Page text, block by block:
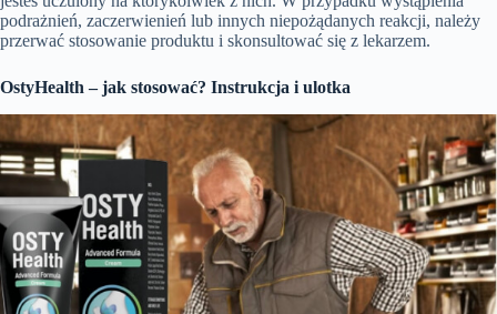
podrażnień, zaczerwienień lub innych niepożądanych reakcji, należy
przerwać stosowanie produktu i skonsultować się z lekarzem.
OstyHealth – jak stosować? Instrukcja i ulotka